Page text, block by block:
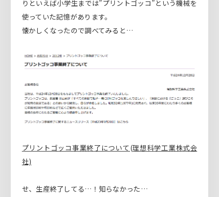
りといえば小学生までは”プリントゴッコ”という機械を
使っていた記憶があります。
懐かしくなったので調べてみると…
プリントゴッコ事業終了について(理想科学工業株式会
社)
せ、生産終了してる…！知らなかった…